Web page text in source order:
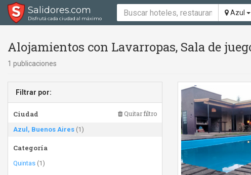
Salidores.com
Disfrutá cada ciudad al máximo
Azul
Alojamientos con Lavarropas, Sala de
1 publicaciones
Filtrar por:
Ciudad Quitar filtro
Azul, Buenos Aires (1)
Categoría
Quintas (1)